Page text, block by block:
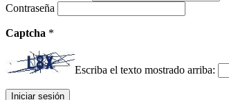
Contraseña
Captcha *
Escriba el texto mostrado arriba: